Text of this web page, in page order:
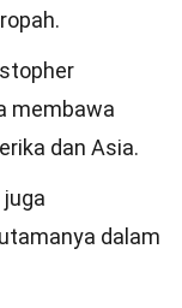
membawa
dan Asia.
dalam